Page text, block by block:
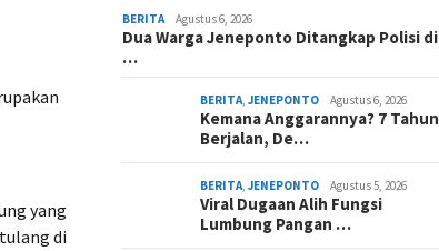
yang
di
BERITA Agustus 6, 2026
Dua Warga Jeneponto Ditangkap Polisi di
…
BERITA,JENEPONTO Agustus 6, 2026
Kemana Anggarannya? 7 Tahun
Berjalan, De…
BERITA,JENEPONTO Agustus 5, 2026
Viral Dugaan Alih Fungsi
Lumbung Pangan …